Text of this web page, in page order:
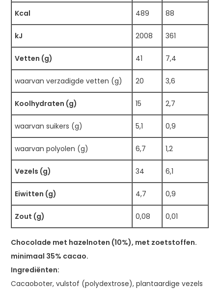
Kcal
489 88
kJ 2008 361
Vetten (g) 41 7,4
waarvan verzadigde vetten (g) 20 3,6
Koolhydraten (g) 15 2,7
waarvan suikers (g) 5,1 0,9
waarvan polyolen (g) 6,7 1,2
Vezels (g) 34 6,1
Eiwitten (g) 4,7 0,9
Zout (g) 0,08 0,01
Chocolade met hazelnoten (10%), met zoetstoffen.
minimaal 35% cacao.
Ingrediënten:
Cacaoboter, vulstof (polydextrose), plantaardige vezels